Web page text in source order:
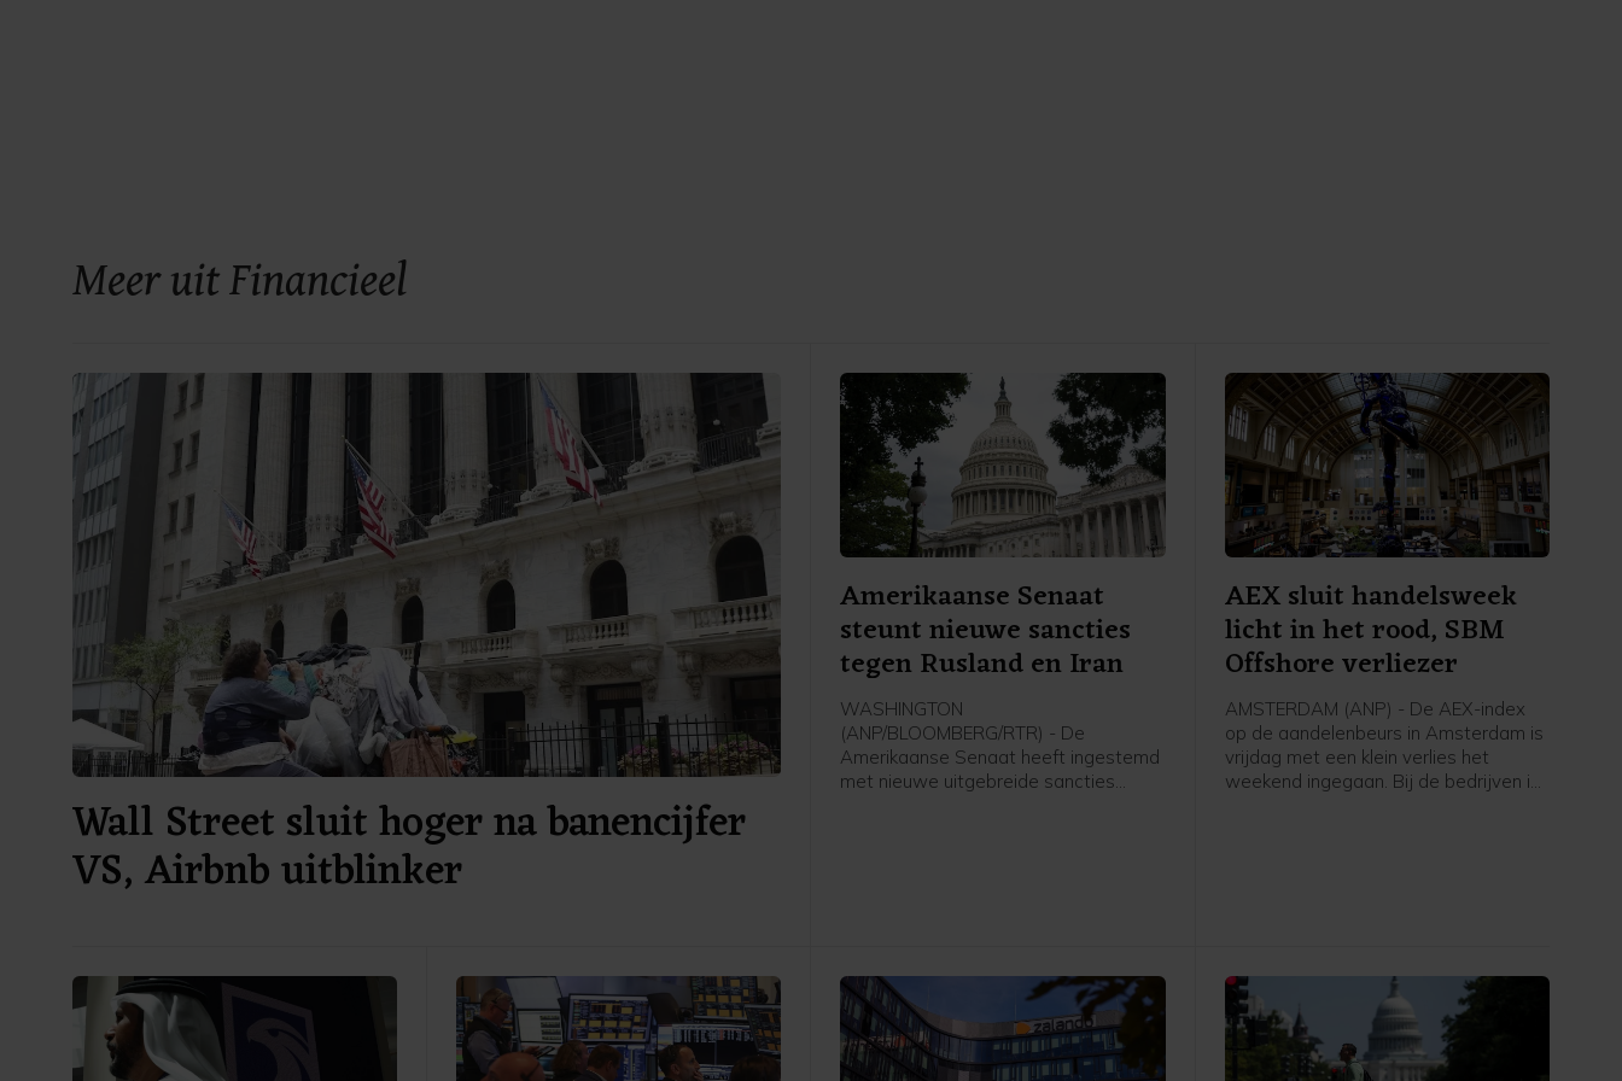
Meer uit Financieel
Wall Street sluit hoger na banencijfer
VS, Airbnb uitblinker
Amerikaanse Senaat
steunt nieuwe sancties
tegen Rusland en Iran
WASHINGTON
(ANP/BLOOMBERG/RTR) - De
Amerikaanse Senaat heeft ingestemd
met nieuwe uitgebreide sancties
AEX sluit handelsweek
licht in het rood, SBM
Offshore verliezer
AMSTERDAM (ANP) - De AEX-index
op de aandelenbeurs in Amsterdam is
vrijdag met een klein verlies het
weekend ingegaan. Bij de bedrijven in
belangrijke Amerikaanse
banenrapport, dat veel zwakker uitviel
dan verwacht.